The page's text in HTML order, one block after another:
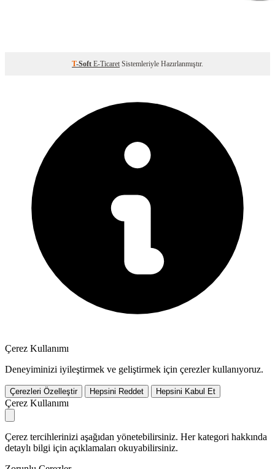
T-Soft E-Ticaret Sistemleriyle Hazırlanmıştır.
Çerez Kullanımı
Deneyiminizi iyileştirmek ve geliştirmek için çerezler kullanıyoruz.
Çerezleri Özelleştir Hepsini Reddet Hepsini Kabul Et
Çerez Kullanımı
Çerez tercihlerinizi aşağıdan yönetebilirsiniz. Her kategori hakkında
detaylı bilgi için açıklamaları okuyabilirsiniz.